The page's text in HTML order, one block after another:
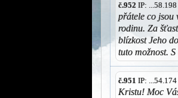
č.952 IP:
přátele co jsou
rodinu. Za
blízkost Jeho
tuto možnost.
č.951 IP:
Kristu! Moc